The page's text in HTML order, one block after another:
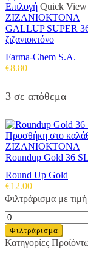
Επιλογή Αυτό
το
προϊόν
έχει
παραλλαγές.
μπορούν
στη
σελίδα
του
προϊόντος
Quick View
ΖΙΖΑΝΙΟΚΤΟΝΑ
GALLUP SUPER
ζιζανιοκτόνο
Farma-Chem S.A.
€8.80
3 σε απόθεμα
Προσθήκη στο
ΖΙΖΑΝΙΟΚΤΟΝΑ
Roundup Gold 36
Round Up Gold
€12.00
Φιλτράρισμα με τιμή
Ελάχιστη
τιμή
Φιλτράρισμα
Κατηγορίες